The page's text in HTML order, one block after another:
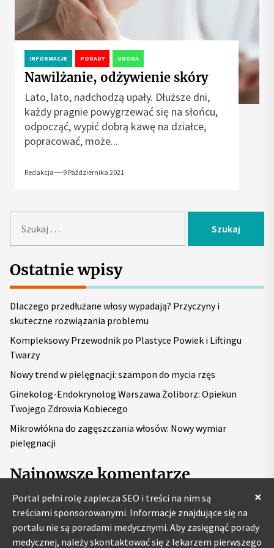
×
Portal pełni rolę zaplecza SEO i treści na nim są
treściami sponsorowanymi. Informacje znajdujące się na
portalu nie są poradami medycznymi. Aby zasięgnąć porady
medycznej, należy skontaktować się z lekarzem pierwszego
INFORMACJE PORADY URODA
Nawilżanie, odżywienie skóry
Lato, lato, nadchodzą upały. Dłuższe dni,
każdy pragnie powygrzewać się na słońcu,
odpocząć, wypić dobrą kawę na działce,
popracować, może...
Redakcja 9 Października 2021
u
k
a
j
:
Ostatnie wpisy
Dlaczego przedłużane włosy wypadają? Przyczyny i
skuteczne rozwiązania problemu
Kompleksowy Przewodnik po Plastyce Powiek i Liftingu
Twarzy
Nowy trend w pielęgnacji: szampon do mycia rzęs
Ginekolog-Endokrynolog Warszawa Żoliborz: Opiekun
Twojego Zdrowia Kobiecego
Mikrowłókna do zagęszczania włosów: Nowy wymiar
pielęgnacji
Najnowsze komentarze